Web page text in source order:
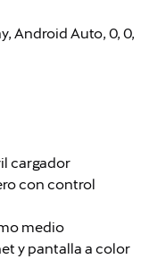
Android Auto, 0, 0,
cargador
con control
medio
y pantalla a color